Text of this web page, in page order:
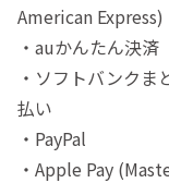
American Express)
・auかんたん決済
・ソフトバンク
払い
・PayPal
・Apple Pay